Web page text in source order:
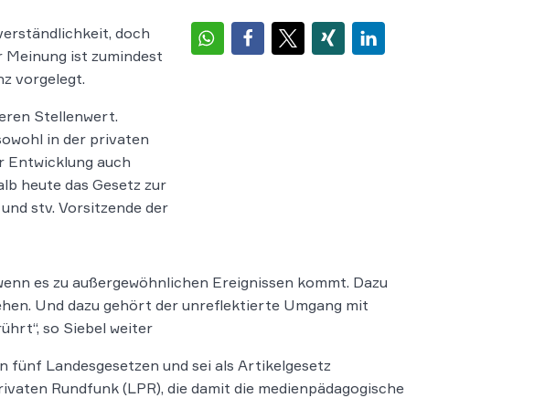
doch
ist zumindest
vorgelegt.
Stellenwert.
in der privaten
Entwicklung auch
heute das Gesetz zur
stv. Vorsitzende der
es zu außergewöhnlichen Ereignissen kommt. Dazu
Und dazu gehört der unreflektierte Umgang mit
so Siebel weiter
fünf Landesgesetzen und sei als Artikelgesetz
Rundfunk (LPR), die damit die medienpädagogische